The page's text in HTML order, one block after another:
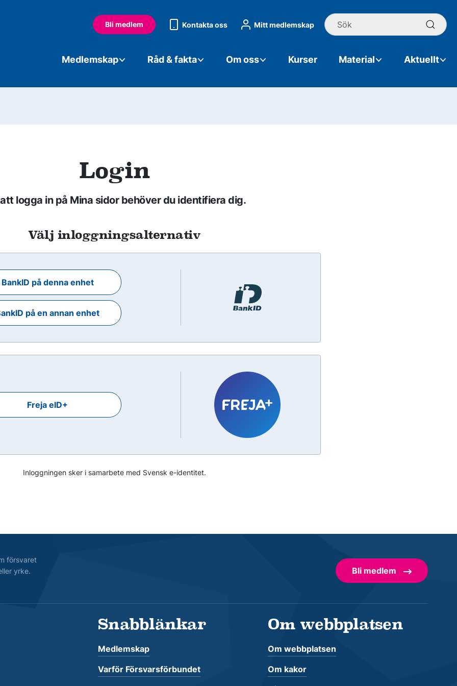
Bli medlem Kontakta oss Mitt medlemskap Sök
Medlemskap Råd & fakta Om oss Kurser Material Aktuellt
Login
logga in på Mina sidor behöver du identifiera dig.
Välj inloggningsalternativ
BankID på denna enhet
på en annan enhet
Freja eID+
Inloggningen sker i samarbete med Svensk e-identitet.
försvaret
yrke.
Bli medlem
Snabblänkar
Medlemskap
Varför Försvarsförbundet
Om webbplatsen
Om webbplatsen
Om kakor